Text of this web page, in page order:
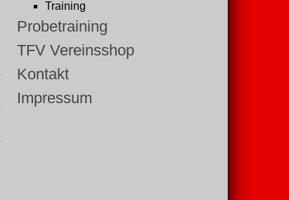
Training
Probetraining
TFV Vereinsshop
Kontakt
Impressum